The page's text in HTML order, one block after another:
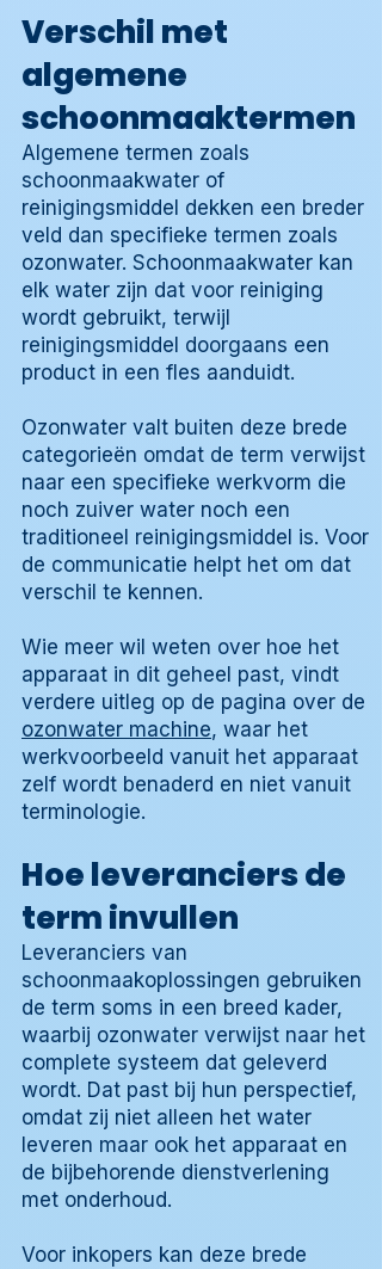
Verschil met
algemene
schoonmaaktermen
Algemene termen zoals
schoonmaakwater of
reinigingsmiddel dekken een breder
veld dan specifieke termen zoals
ozonwater. Schoonmaakwater kan
elk water zijn dat voor reiniging
wordt gebruikt, terwijl
reinigingsmiddel doorgaans een
product in een fles aanduidt.
Ozonwater valt buiten deze brede
categorieën omdat de term verwijst
naar een specifieke werkvorm die
noch zuiver water noch een
traditioneel reinigingsmiddel is. Voor
de communicatie helpt het om dat
verschil te kennen.
Wie meer wil weten over hoe het
apparaat in dit geheel past, vindt
verdere uitleg op de pagina over de
ozonwater machine, waar het
werkvoorbeeld vanuit het apparaat
zelf wordt benaderd en niet vanuit
terminologie.
Hoe leveranciers de
term invullen
Leveranciers van
schoonmaakoplossingen gebruiken
de term soms in een breed kader,
waarbij ozonwater verwijst naar het
complete systeem dat geleverd
wordt. Dat past bij hun perspectief,
omdat zij niet alleen het water
leveren maar ook het apparaat en
de bijbehorende dienstverlening
met onderhoud.
Voor inkopers kan deze brede